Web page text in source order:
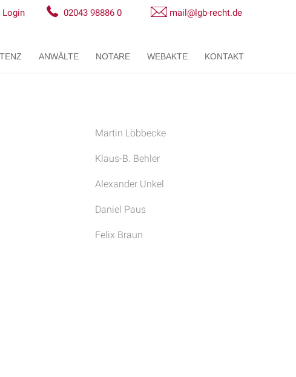
ANWÄLTE NOTARE WEBAKTE KONTAKT
Login 02043 98886 0 mail@lgb-recht.de
Martin Löbbecke
Klaus-B. Behler
Alexander Unkel
Daniel Paus
Felix Braun